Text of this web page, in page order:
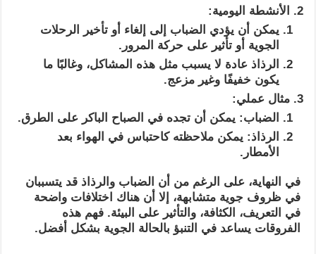
الأنشطة اليومية:
يمكن أن يؤدي الضباب إلى إلغاء أو تأخير الرحلات
الجوية أو تأثير على حركة المرور.
الرذاذ عادة لا يسبب مثل هذه المشاكل، وغالبًا ما
يكون خفيفًا وغير مزعج.
مثال عملي:
الضباب: يمكن أن تجده في الصباح الباكر على الطرق.
الرذاذ: يمكن ملاحظته كاحتباس في الهواء بعد
الأمطار.
في النهاية، على الرغم من أن الضباب والرذاذ قد يتسببان
في ظروف جوية متشابهة، إلا أن هناك اختلافات واضحة
في التعريف، الكثافة، والتأثير على البيئة. فهم هذه
الفروقات يساعد في التنبؤ بالحالة الجوية بشكل أفضل.